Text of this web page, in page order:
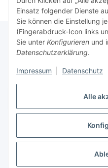
Alle
Einsatz folgender Dienste
Sie können die Einstellung
(Fingerabdruck-Icon links
Sie unter Konfigurieren und
Datenschutzerklärung.
Impressum Datenschutz
Gesetzliche Informationen
Vertrag
* Alle Preise inkl. gesetzlicher USt.,